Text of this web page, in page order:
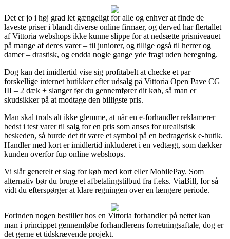
Det er jo i høj grad let gængeligt for alle og enhver at finde de
laveste priser i blandt diverse online firmaer, og derved har flertallet
af Vittoria webshops ikke kunne slippe for at nedsætte prisniveauet
på mange af deres varer – til juniorer, og tillige også til herrer og
damer – drastisk, og endda nogle gange yde fragt uden beregning.
Dog kan det imidlertid vise sig profitabelt at checke et par
forskellige internet butikker efter udsalg på Vittoria Open Pave CG
III – 2 dæk + slanger før du gennemfører dit køb, så man er
skudsikker på at modtage den billigste pris.
Man skal trods alt ikke glemme, at når en e-forhandler reklamerer
bedst i test varer til salg for en pris som anses for urealistisk
beskeden, så burde det tit være et symbol på en bedragerisk e-butik.
Handler med kort er imidlertid inkluderet i en vedtægt, som dækker
kunden overfor fup online webshops.
Vi slår generelt et slag for køb med kort eller MobilePay. Som
alternativ bør du bruge et afbetalingstilbud fra f.eks. ViaBill, for så
vidt du efterspørger at klare regningen over en længere periode.
Forinden nogen bestiller hos en Vittoria forhandler på nettet kan
man i princippet gennemløbe forhandlerens forretningsaftale, dog er
det gerne et tidskrævende projekt.